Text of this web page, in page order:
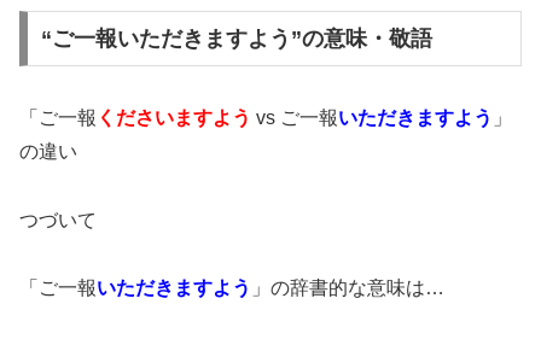
“ご一報いただきますよう”の意味・敬語
「ご一報 くださいますよう vs ご一報いただきますよう 」
の違い
つづいて
「ご一報いただきますよう 」の辞書的な意味は…